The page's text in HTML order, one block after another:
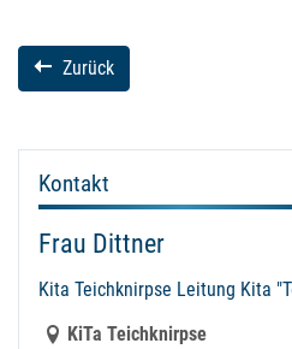
Zurück
Kontakt
Frau Dittner
Kita Teichknirpse Leitung Kita
Link zur Google-Maps Navigation
KiTa Teichknirpse